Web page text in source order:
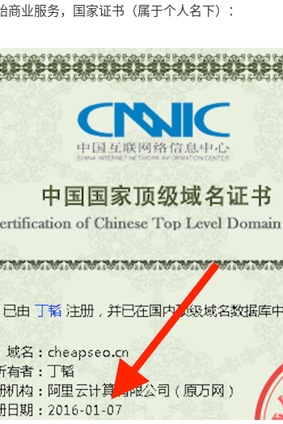
业服务，国家证书（属于个人名下）：